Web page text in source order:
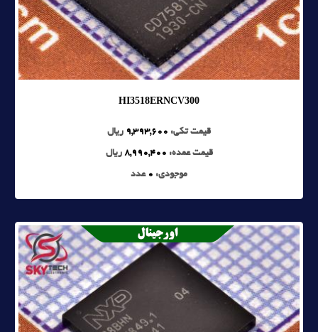
HI3518ERNCV300
قیمت تکی: 9,393,600 ریال
قیمت عمده: 8,990,400 ریال
موجودی: 0 عدد